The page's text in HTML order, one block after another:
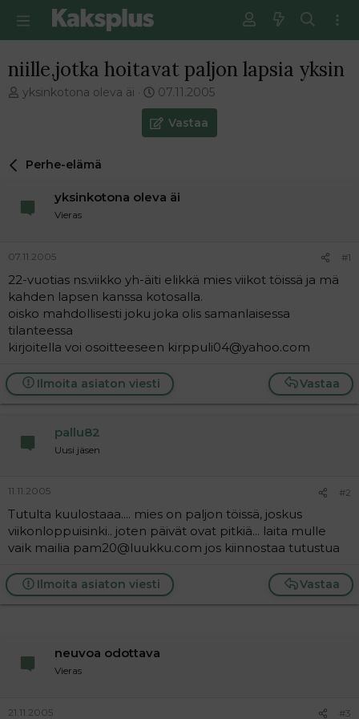
niille,jotka hoitavat paljon lapsia yksin
V
e
t
n
a
o
i
t
t
j
a
yksinkotona oleva äi
E
n
s
i
i
i
e
s
t
07.11.2005
Vastaa
Perhe-elämä
yksinkotona oleva äi
Vieras
07.11.2005 #1
22-vuotias ns.viikko yh-äiti elikkä mies viikot töissä ja mä
kahden lapsen kanssa kotosalla.
oisko mahdollisesti joku joka olis samanlaisessa
tilanteessa
kirjoitella voi osoitteeseen kirppuli04@yahoo.com
Vastaa
Ilmoita asiaton viesti
pallu82
Uusi jäsen
11.11.2005 #2
Tutulta kuulostaaa.... mies on paljon töissä, joskus
viikonloppuisinki.. joten päivät ovat pitkiä... laita mulle
vaik mailia pam20@luukku.com jos kiinnostaa tutustua
Vastaa
Ilmoita asiaton viesti
neuvoa odottava
Vieras
21.11.2005 #3